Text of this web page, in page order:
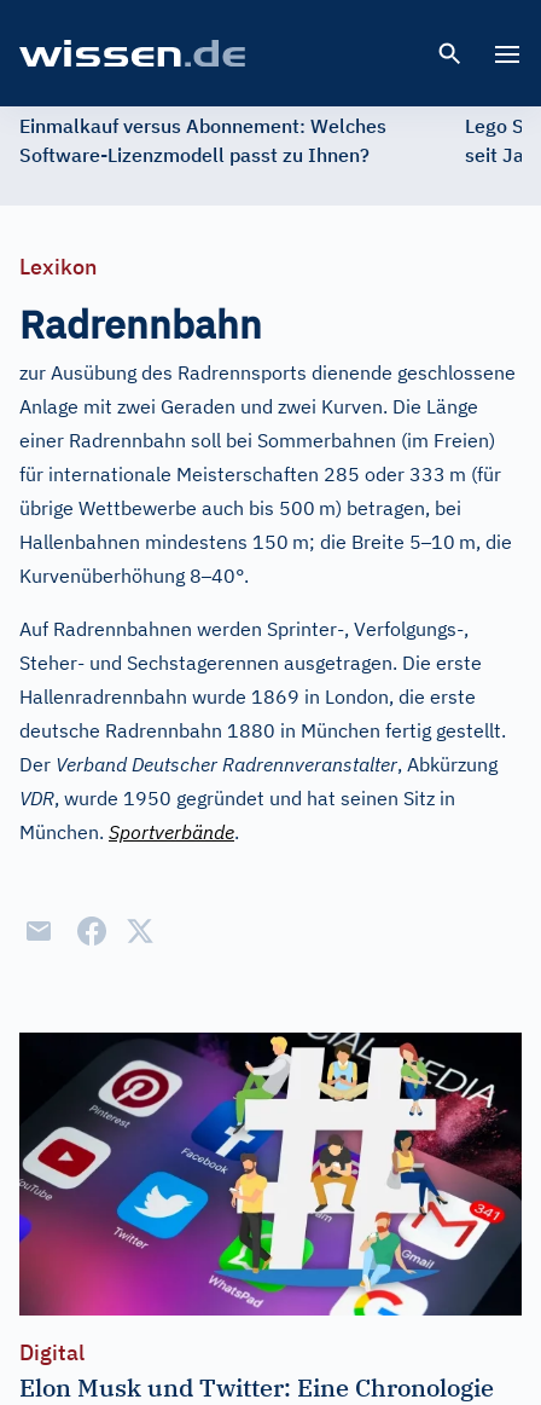
Einmalkauf versus Abonnement: Welches
Software-Lizenzmodell passt zu Ihnen?
Lego
seit
Lexikon
Radrennbahn
zur Ausübung des Radrennsports dienende geschlossene
Anlage mit zwei Geraden und zwei Kurven. Die Länge
einer Radrennbahn soll bei Sommerbahnen (im Freien)
für internationale Meisterschaften 285 oder 333 m (für
übrige Wettbewerbe auch bis 500 m) betragen, bei
Hallenbahnen mindestens 150 m; die Breite 5–10 m, die
Kurvenüberhöhung 8–40°.
Auf Radrennbahnen werden Sprinter-, Verfolgungs-,
Steher- und Sechstagerennen ausgetragen. Die erste
Hallenradrennbahn wurde 1869 in London, die erste
deutsche Radrennbahn 1880 in München fertig gestellt.
Der Verband Deutscher Radrennveranstalter, Abkürzung
VDR, wurde 1950 gegründet und hat seinen Sitz in
München. Sportverbände.
Digital
Elon Musk und Twitter: Eine Chronologie